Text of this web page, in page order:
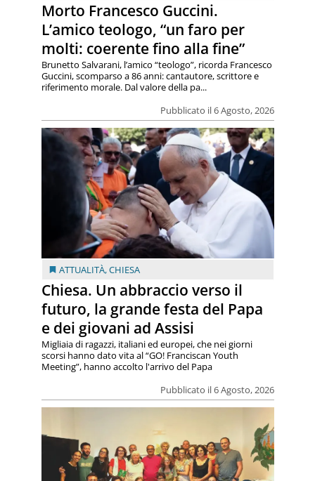
Morto Francesco Guccini.
L’amico teologo, “un faro per
molti: coerente fino alla fine”
Pubblicato il 6 Agosto, 2026
Brunetto Salvarani, l’amico “teologo”, ricorda Francesco
Guccini, scomparso a 86 anni: cantautore, scrittore e
riferimento morale. Dal valore della pa...
ATTUALITÀ,CHIESA
Chiesa. Un abbraccio verso il
futuro, la grande festa del Papa
e dei giovani ad Assisi
Pubblicato il 6 Agosto, 2026
Migliaia di ragazzi, italiani ed europei, che nei giorni
scorsi hanno dato vita al “GO! Franciscan Youth
Meeting”, hanno accolto l'arrivo del Papa